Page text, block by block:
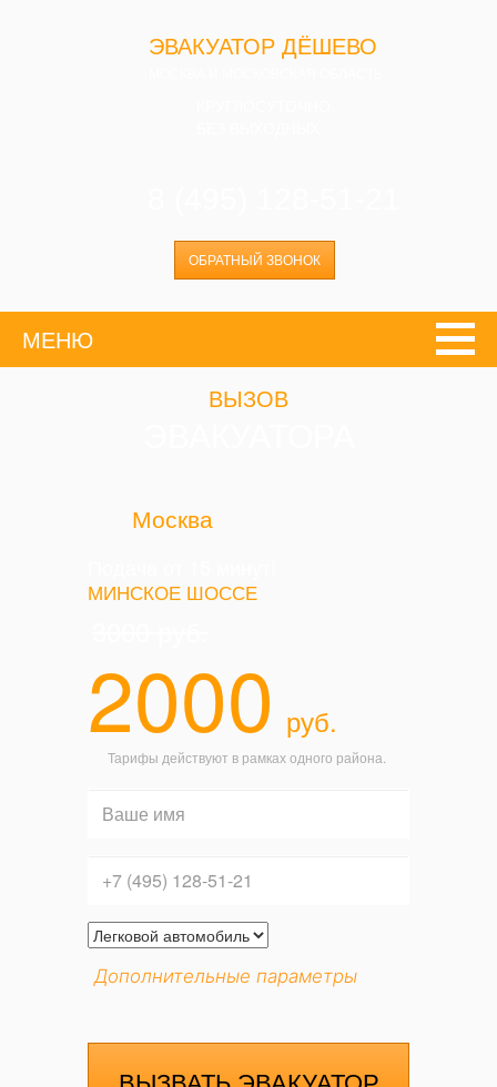
ЭВАКУАТОР ДЁШЕВО
ОБРАТНЫЙ ЗВОНОК
МЕНЮ
ВЫЗОВ
Москва
МИНСКОЕ ШОССЕ
2000 руб.
Тарифы действуют в рамках одного района.
Дополнительные параметры